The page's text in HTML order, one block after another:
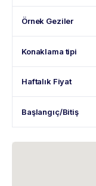
Örnek Geziler
Konaklama tipi
Haftalık Fiyat
Başlangıç/Bitiş